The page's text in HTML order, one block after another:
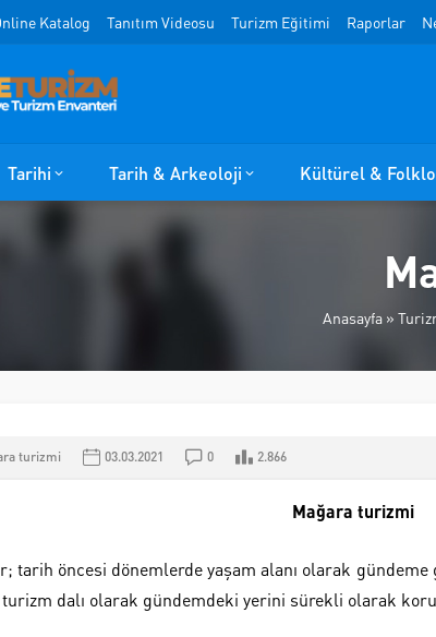
Katalog Tanıtım Videosu Turizm Eğitimi Raporlar
Tarihi Tarih & Arkeoloji Kültürel &
Anasayfa »
turizmi 03.03.2021 0 2.866
Mağara turizmi
tarih öncesi dönemlerde yaşam alanı olarak
dalı olarak gündemdeki yerini sürekli olarak